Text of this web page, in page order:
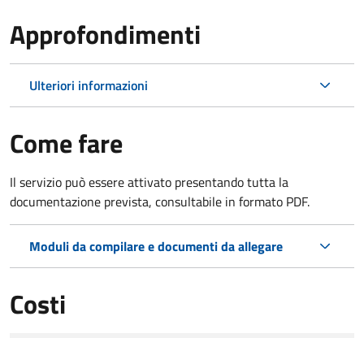
Approfondimenti
Ulteriori informazioni
Come fare
Il servizio può essere attivato presentando tutta la
documentazione prevista, consultabile in formato PDF.
Moduli da compilare e documenti da allegare
Costi